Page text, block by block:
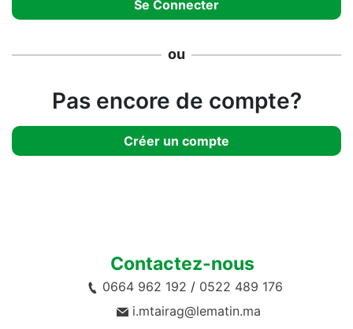
ou
Pas encore de compte?
Créer un compte
Contactez-nous
0664 962 192 / 0522 489 176
i.mtairag@lematin.ma